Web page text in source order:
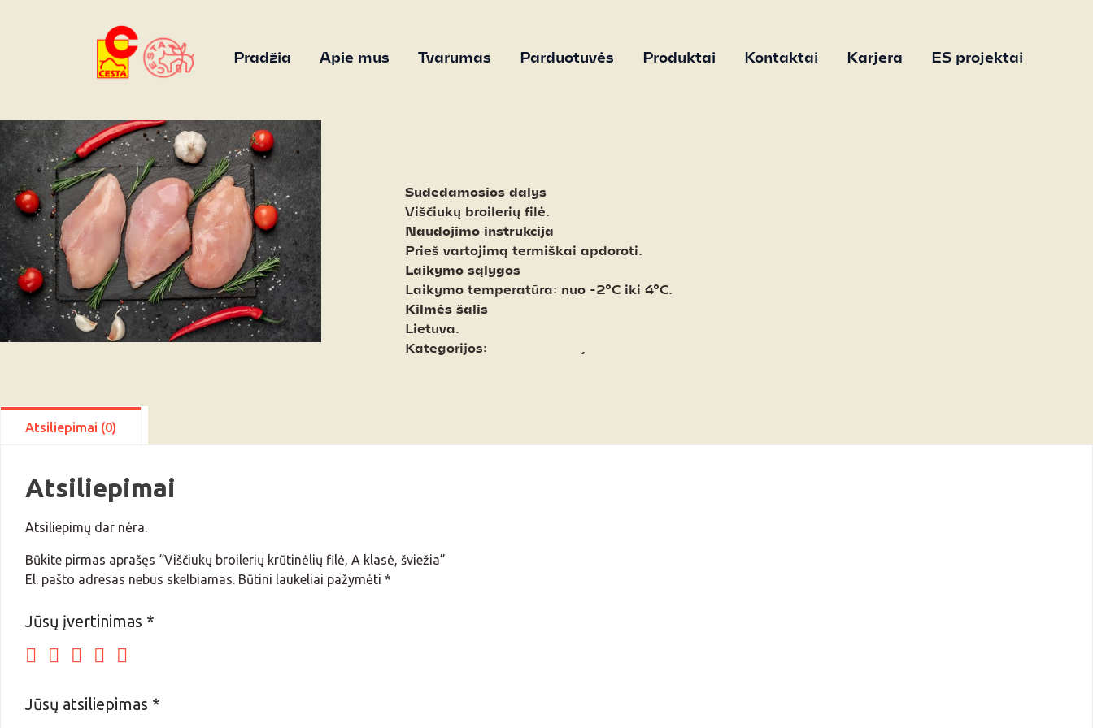
Pradžia Apie mus Tvarumas Parduotuvės Produktai Kontaktai Karjera ES projektai
Sudedamosios dalys
Viščiukų broilerių filė.
Naudojimo instrukcija
Prieš vartojimą termiškai apdoroti.
Laikymo sąlygos
Laikymo temperatūra: nuo -2°C iki 4°C.
Kilmės šalis
Lietuva.
Kategorijos:
Atsiliepimai (0)
Atsiliepimai
Atsiliepimų dar nėra.
Būkite pirmas aprašęs “Viščiukų broilerių krūtinėlių filė, A klasė, šviežia”
El. pašto adresas nebus skelbiamas. Būtini laukeliai pažymėti *
Jūsų įvertinimas *
Jūsų atsiliepimas *